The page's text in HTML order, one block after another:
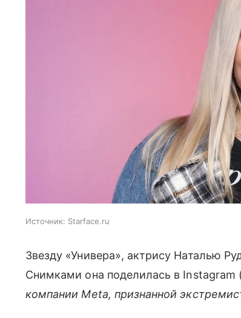
Источник: Starface.ru
Звезду «Универа», актрису Наталью
Снимками она поделилась в Instagram
компании Meta, признанной